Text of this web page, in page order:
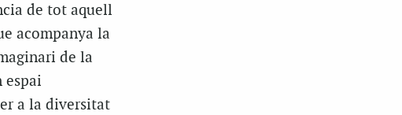
de tot aquell
acompanya la
de la
espai
a la diversitat